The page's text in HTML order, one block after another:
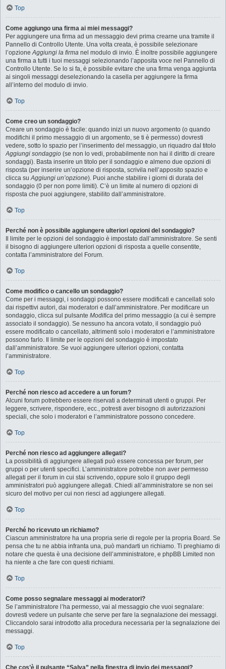
Top
Come aggiungo una firma ai miei messaggi?
Per aggiungere una firma ad un messaggio devi prima crearne una tramite il
Pannello di Controllo Utente. Una volta creata, è possibile selezionare
l’opzioneAggiungi la firma nel modulo di invio. È inoltre possibile aggiungere
una firma a tutti i tuoi messaggi selezionando l’apposita voce nel Pannello di
Controllo Utente. Se lo si fa, è possibile evitare che una firma venga aggiunta
ai singoli messaggi deselezionando la casella per aggiungere la firma
all’interno del modulo di invio.
Top
Come creo un sondaggio?
Creare un sondaggio è facile: quando inizi un nuovo argomento (o quando
modifichi il primo messaggio di un argomento, se ti è permesso) dovresti
vedere, sotto lo spazio per l’inserimento del messaggio, un riquadro dal titolo
Aggiungi sondaggio (se non lo vedi, probabilmente non hai il diritto di creare
sondaggi). Basta inserire un titolo per il sondaggio e almeno due opzioni di
risposta (per inserire un’opzione di risposta, scrivila nell’apposito spazio e
clicca suAggiungi un’opzione). Puoi anche stabilire i giorni di durata del
sondaggio (0 per non porre limiti). C’è un limite al numero di opzioni di
risposta che puoi aggiungere, stabilito dall’amministratore.
Top
Perché non è possibile aggiungere ulteriori opzioni del sondaggio?
Il limite per le opzioni del sondaggio è impostato dall’amministratore. Se senti
il bisogno di aggiungere ulteriori opzioni di risposta a quelle consentite,
contatta l’amministratore del Forum.
Top
Come modifico o cancello un sondaggio?
Come per i messaggi, i sondaggi possono essere modificati e cancellati solo
dai rispettivi autori, dai moderatori e dall’amministratore. Per modificare un
sondaggio, clicca sul pulsante Modifica del primo messaggio (a cui è sempre
associato il sondaggio). Se nessuno ha ancora votato, il sondaggio può
essere modificato o cancellato, altrimenti solo i moderatori e l’amministratore
possono farlo. Il limite per le opzioni del sondaggio è impostato
dall’amministratore. Se vuoi aggiungere ulteriori opzioni, contatta
l’amministratore.
Top
Perché non riesco ad accedere a un forum?
Alcuni forum potrebbero essere riservati a determinati utenti o gruppi. Per
leggere, scrivere, rispondere, ecc., potresti aver bisogno di autorizzazioni
speciali, che solo i moderatori e l’amministratore possono concedere.
Top
Perché non riesco ad aggiungere allegati?
La possibilità di aggiungere allegati può essere concessa per forum, per
gruppi o per utenti specifici. L’amministratore potrebbe non aver permesso
allegati per il forum in cui stai scrivendo, oppure solo il gruppo degli
amministratori può aggiungere allegati. Chiedi all’amministratore se non sei
sicuro del motivo per cui non riesci ad aggiungere allegati.
Top
Perché ho ricevuto un richiamo?
Ciascun amministratore ha una propria serie di regole per la propria Board. Se
pensa che tu ne abbia infranta una, può mandarti un richiamo. Ti preghiamo di
notare che questa è una decisione dell’amministratore, e phpBB Limited non
ha niente a che fare con questi richiami.
Top
Come posso segnalare messaggi ai moderatori?
Se l’amministratore l’ha permesso, vai al messaggio che vuoi segnalare:
dovresti vedere un pulsante che serve per fare la segnalazione dei messaggi.
Cliccandolo sarai introdotto alla procedura necessaria per la segnalazione dei
messaggi.
Top
Che cos’è il pulsante “Salva” nella finestra di invio dei messaggi?